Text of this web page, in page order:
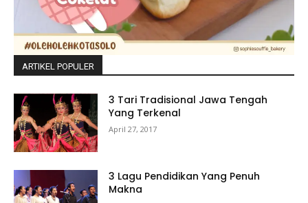
ARTIKEL POPULER
3 Tari Tradisional Jawa Tengah
Yang Terkenal
April 27, 2017
3 Lagu Pendidikan Yang Penuh
Makna